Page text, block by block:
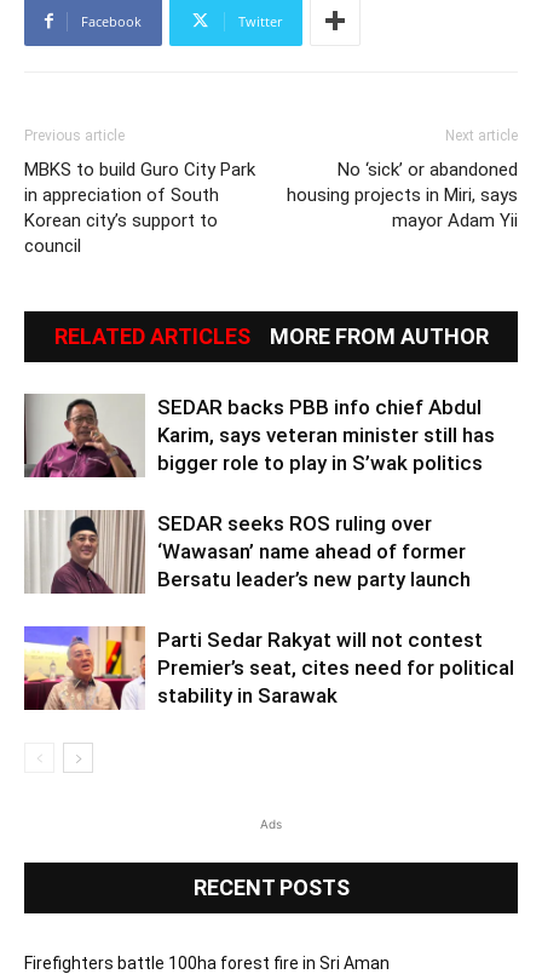
Facebook Twitter
Previous article
MBKS to build Guro City Park
in appreciation of South
Korean city’s support to
council
Next article
No ‘sick’ or abandoned
housing projects in Miri, says
mayor Adam Yii
RELATED ARTICLES MORE FROM AUTHOR
SEDAR backs PBB info chief Abdul
Karim, says veteran minister still has
bigger role to play in S’wak politics
SEDAR seeks ROS ruling over
‘Wawasan’ name ahead of former
Bersatu leader’s new party launch
Parti Sedar Rakyat will not contest
Premier’s seat, cites need for political
stability in Sarawak
Ads
RECENT POSTS
Firefighters battle 100ha forest fire in Sri Aman